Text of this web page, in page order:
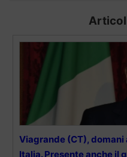
Viagrande (CT), domani
Italia. Presente anche il